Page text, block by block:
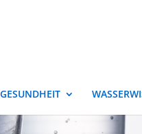
GESUNDHEIT